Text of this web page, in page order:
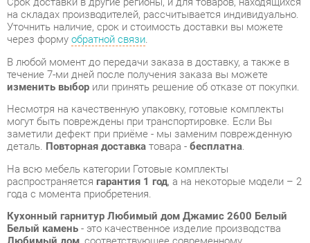
течение 7-ми дней после получения заказа вы можете
изменить выборили принять решение об отказе от покупки.
Несмотря на качественную упаковку, готовые комплекты
заметили дефект при приёме - мы заменим поврежденную
деталь.Повторная доставкатовара -бесплатна.
распространяетсягарантия 1 год, а на некоторые модели – 2
года с момента приобретения.
Кухонный гарнитур Любимый дом Джамис 2600 Белый
Белый камень - это качественное изделие производства
Любимый дом, соответствующее современному
государственному стандарту.
Надеемся, вы останетесь довольны вашим приобретением, и
будем рады, если вы оставите отзыв об опыте его
использования, который поможет сориентироваться нашим
будущим покупателям.